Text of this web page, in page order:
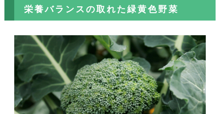
栄養バランスの取れた緑黄色野菜